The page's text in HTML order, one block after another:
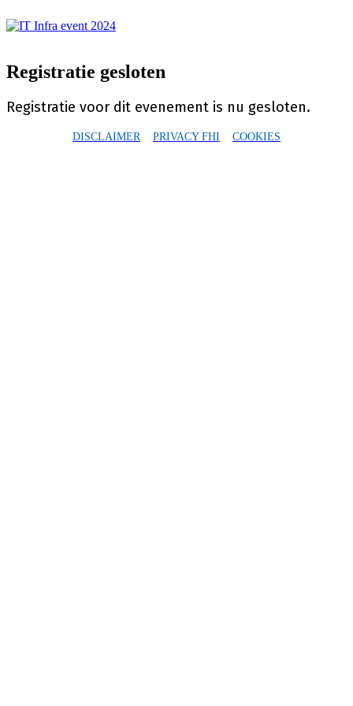
Registratie gesloten
Registratie voor dit evenement is nu gesloten.
DISCLAIMER PRIVACY FHI COOKIES